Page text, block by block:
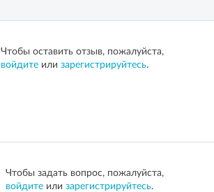
Чтобы оставить отзыв, пожалуйста,
войдите или зарегистрируйтесь.
Чтобы задать вопрос, пожалуйста,
войдите или зарегистрируйтесь.